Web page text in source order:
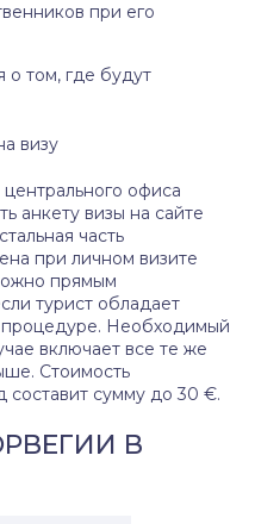
при его
о том, где будут
визу
офиса
анкету визы на сайте
часть
при личном визите
прямым
турист обладает
Необходимый
включает все те же
Стоимость
составит сумму до 30 €.
В